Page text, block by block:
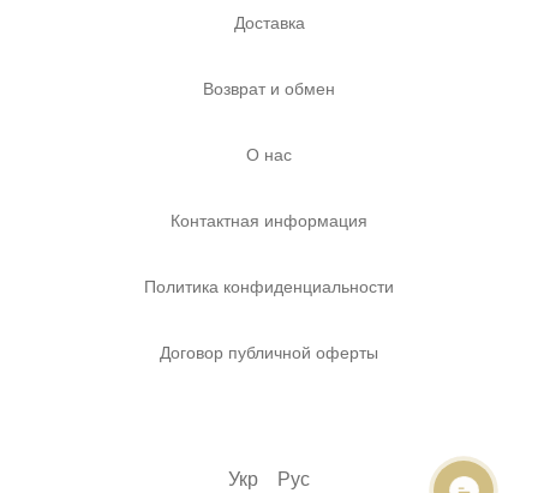
Доставка
Возврат и обмен
О нас
Контактная информация
Политика конфиденциальности
Договор публичной оферты
Укр Рус
ОНЛАЙН ЧАТ